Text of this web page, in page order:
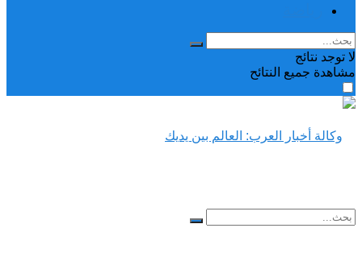
لا توجد نتائج
مشاهدة جميع النتائح